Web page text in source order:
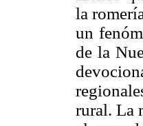
la
un
de la
rural. La